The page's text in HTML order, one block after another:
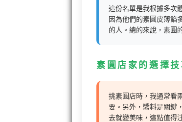
這份名單是我根據多次
因為他們的素圓皮薄餡
的人。總的來說，素圓
素圓店家的選擇技
挑素圓店時，我通常看
要。另外，醬料是關鍵
去就變美味，這點值得